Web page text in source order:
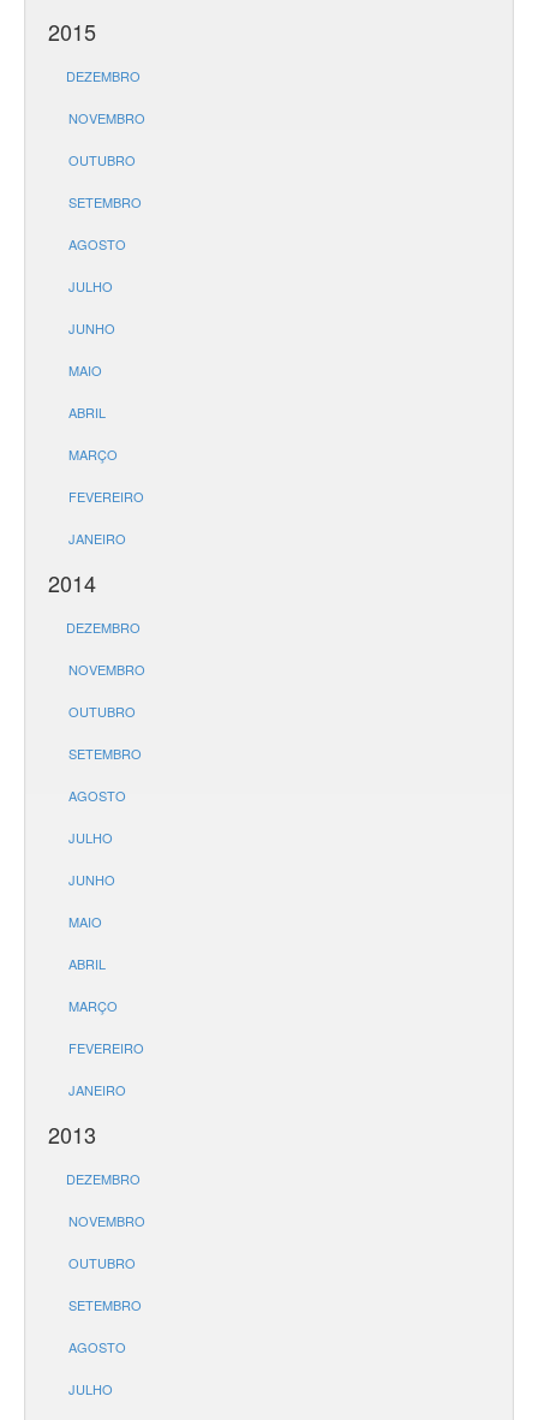
2015
DEZEMBRO
NOVEMBRO
OUTUBRO
SETEMBRO
AGOSTO
JULHO
JUNHO
MAIO
ABRIL
MARÇO
FEVEREIRO
JANEIRO
2014
DEZEMBRO
NOVEMBRO
OUTUBRO
SETEMBRO
AGOSTO
JULHO
JUNHO
MAIO
ABRIL
MARÇO
FEVEREIRO
JANEIRO
2013
DEZEMBRO
NOVEMBRO
OUTUBRO
SETEMBRO
AGOSTO
JULHO